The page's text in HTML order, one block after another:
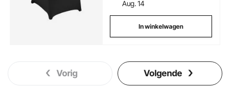
Aug. 14
In winkelwagen
Vorig Volgende